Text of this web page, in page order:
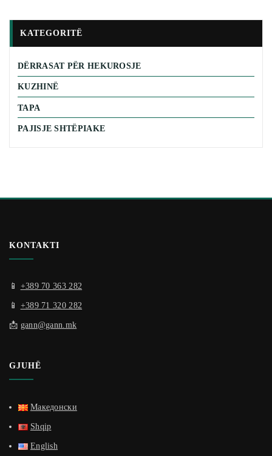
KATEGORITË
DËRRASAT PËR HEKUROSJE
KUZHINË
TAPA
PAJISJE SHTËPIAKE
KONTAKTI
📱 +389 70 363 282
📱 +389 71 320 282
📩 gann@gann.mk
GJUHË
Македонски
Shqip
English